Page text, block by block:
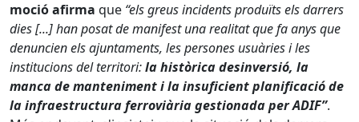
moció afirma que “els greus incidents produïts els darrers
dies [...] han posat de manifest una realitat que fa anys que
denuncien els ajuntaments, les persones usuàries i les
institucions del territori:la històrica desinversió, la
manca de manteniment i la insuficient planificació de
la infraestructura ferroviària gestionada per ADIF”.